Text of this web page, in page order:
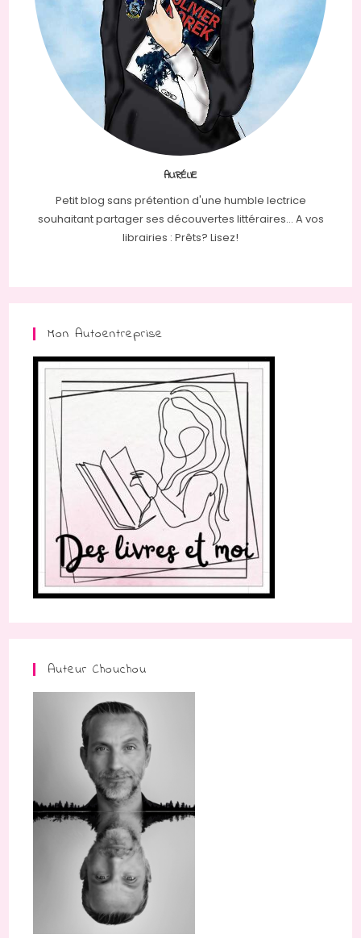
AURÉLIE
Petit blog sans prétention d'une humble lectrice
souhaitant partager ses découvertes littéraires... A vos
librairies : Prêts? Lisez!
Mon Autoentreprise
Auteur Chouchou